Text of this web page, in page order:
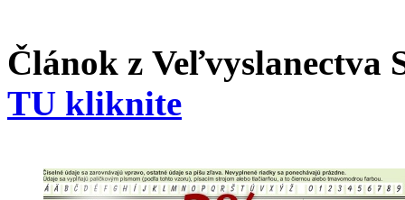
Článok z Veľvyslanectva
TU kliknite